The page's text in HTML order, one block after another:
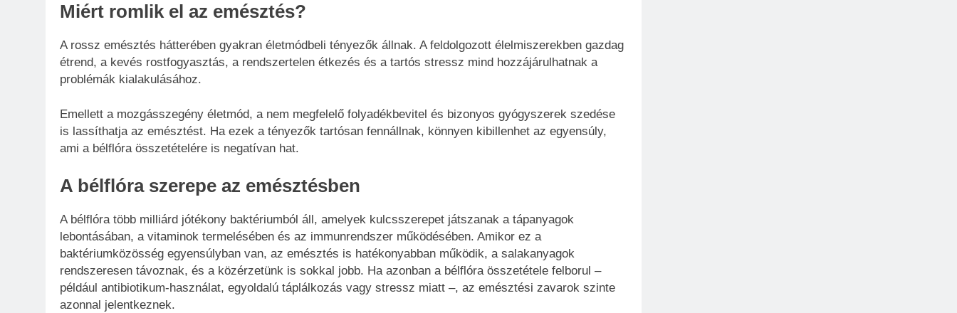
Miért romlik el az emésztés?
A rossz emésztés hátterében gyakran életmódbeli tényezők állnak. A feldolgozott élelmiszerekben gazdag
étrend, a kevés rostfogyasztás, a rendszertelen étkezés és a tartós stressz mind hozzájárulhatnak a
problémák kialakulásához.
Emellett a mozgásszegény életmód, a nem megfelelő folyadékbevitel és bizonyos gyógyszerek szedése
is lassíthatja az emésztést. Ha ezek a tényezők tartósan fennállnak, könnyen kibillenhet az egyensúly,
ami a bélflóra összetételére is negatívan hat.
A bélflóra szerepe az emésztésben
A bélflóra több milliárd jótékony baktériumból áll, amelyek kulcsszerepet játszanak a tápanyagok
lebontásában, a vitaminok termelésében és az immunrendszer működésében. Amikor ez a
baktériumközösség egyensúlyban van, az emésztés is hatékonyabban működik, a salakanyagok
rendszeresen távoznak, és a közérzetünk is sokkal jobb. Ha azonban a bélflóra összetétele felborul –
például antibiotikum-használat, egyoldalú táplálkozás vagy stressz miatt –, az emésztési zavarok szinte
azonnal jelentkeznek.